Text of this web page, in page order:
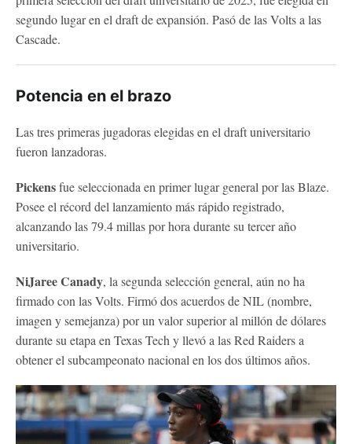
segundo lugar en el draft de expansión. Pasó de las Volts a las
Cascade.
Potencia en el brazo
Las tres primeras jugadoras elegidas en el draft universitario
fueron lanzadoras.
Pickensfue seleccionada en primer lugar general por las Blaze.
Posee el récord del lanzamiento más rápido registrado,
alcanzando las 79.4 millas por hora durante su tercer año
universitario.
NiJaree Canady, la segunda selección general, aún no ha
firmado con las Volts. Firmó dos acuerdos de NIL (nombre,
imagen y semejanza) por un valor superior al millón de dólares
durante su etapa en Texas Tech y llevó a las Red Raiders a
obtener el subcampeonato nacional en los dos últimos años.